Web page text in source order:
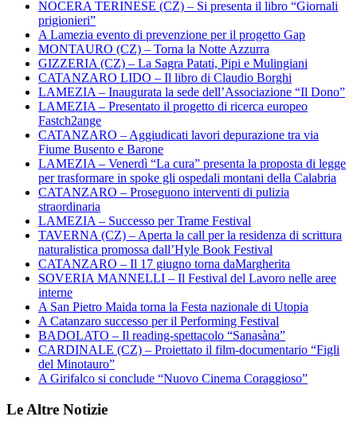
NOCERA TERINESE (CZ) – Si presenta il libro “Giornali
prigionieri”
A Lamezia evento di prevenzione per il progetto Gap
MONTAURO (CZ) – Torna la Notte Azzurra
GIZZERIA (CZ) – La Sagra Patati, Pipi e Mulingiani
CATANZARO LIDO – Il libro di Claudio Borghi
LAMEZIA – Inaugurata la sede dell’Associazione “Il Dono”
LAMEZIA – Presentato il progetto di ricerca europeo
Fastch2ange
CATANZARO – Aggiudicati lavori depurazione tra via
Fiume Busento e Barone
LAMEZIA – Venerdì “La cura” presenta la proposta di legge
per trasformare in spoke gli ospedali montani della Calabria
CATANZARO – Proseguono interventi di pulizia
straordinaria
LAMEZIA – Successo per Trame Festival
TAVERNA (CZ) – Aperta la call per la residenza di scrittura
naturalistica promossa dall’Hyle Book Festival
CATANZARO – Il 17 giugno torna daMargherita
SOVERIA MANNELLI – Il Festival del Lavoro nelle aree
interne
A San Pietro Maida torna la Festa nazionale di Utopia
A Catanzaro successo per il Performing Festival
BADOLATO – Il reading-spettacolo “Sanasàna”
CARDINALE (CZ) – Proiettato il film-documentario “Figli
del Minotauro”
A Girifalco si conclude “Nuovo Cinema Coraggioso”
Le Altre Notizie